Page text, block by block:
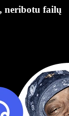
neribotu failų